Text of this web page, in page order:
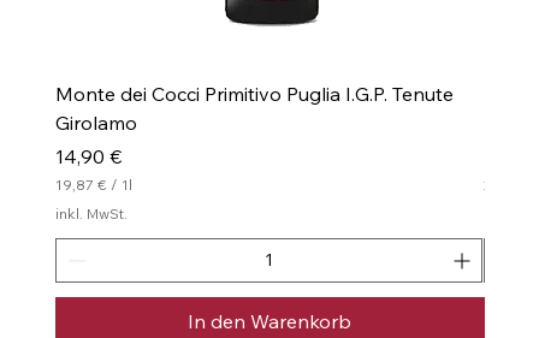
Monte dei Cocci Primitivo Puglia I.G.P. Tenute
Girolamo
Preis
14,90 €
19,87 € / 1l
9
,
7
inkl. MwSt.
In den Warenkorb
21,33 €
,
3